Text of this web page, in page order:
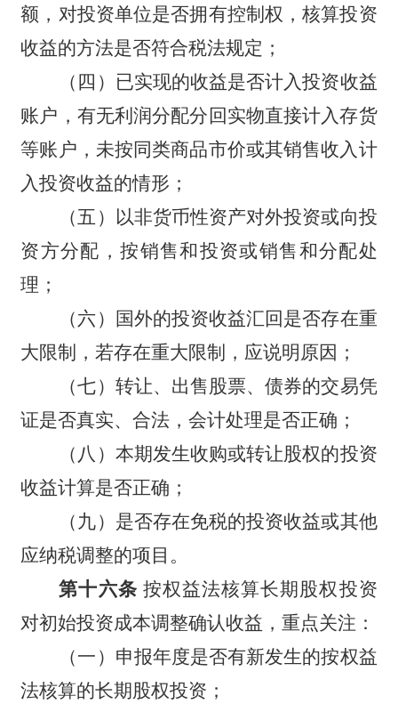
额，对投资单位是否拥有控制权，核算投资
收益的方法是否符合税法规定；
（四）已实现的收益是否计入投资收益
账户，有无利润分配分回实物直接计入存货
等账户，未按同类商品市价或其销售收入计
入投资收益的情形；
（五）以非货币性资产对外投资或向投
资方分配，按销售和投资或销售和分配处
理；
（六）国外的投资收益汇回是否存在重
大限制，若存在重大限制，应说明原因；
（七）转让、出售股票、债券的交易凭
证是否真实、合法，会计处理是否正确；
（八）本期发生收购或转让股权的投资
收益计算是否正确；
（九）是否存在免税的投资收益或其他
应纳税调整的项目。
第十六条 按权益法核算长期股权投资
对初始投资成本调整确认收益，重点关注：
（一）申报年度是否有新发生的按权益
法核算的长期股权投资；